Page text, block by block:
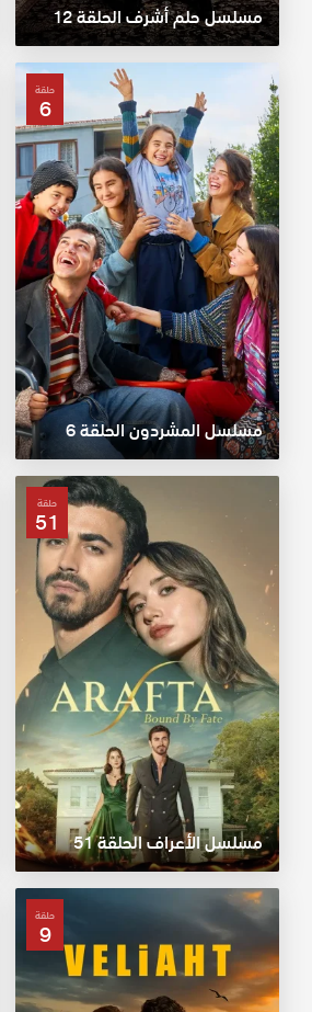
مسلسل حلم أشرف الحلقة 12
حلقة
6
مسلسل المشردون الحلقة 6
حلقة
51
مسلسل الأعراف الحلقة 51
حلقة
9